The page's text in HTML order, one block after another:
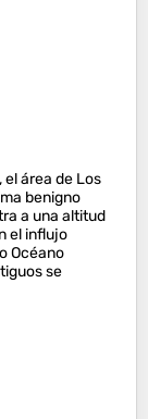
el área de Los
benigno
a una altitud
el influjo
Océano
se